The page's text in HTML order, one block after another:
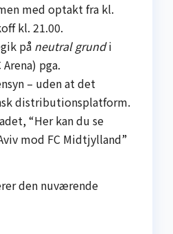
med optakt fra kl.
kl. 21.00.
på neutral grundi
pga.
– uden at det
distributionsplatform.
“Her kan du se
mod FC Midtjylland”
den nuværende